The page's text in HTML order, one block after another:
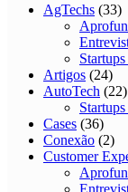
AgTechs (33)
Artigos (24)
AutoTech (22)
Cases (36)
Conexão (2)
Customer